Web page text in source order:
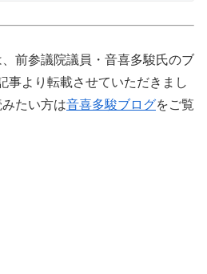
前参議院議員・音喜多駿氏のブ
事より転載させていただきまし
たい方は音喜多駿ブログをご覧